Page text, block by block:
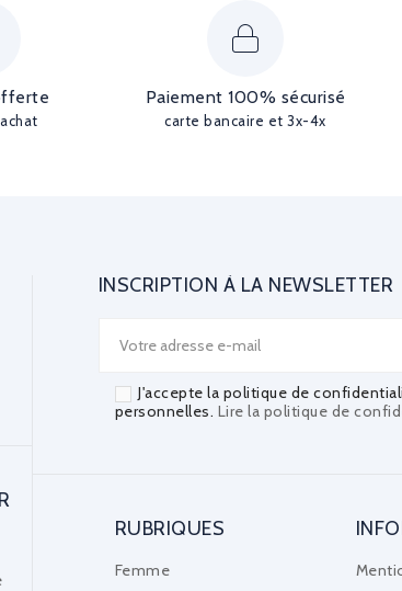
Paiement 100% sécurisé
carte bancaire et 3x-4x
INSCRIPTION À LA NEWSLETTER
J'accepte la politique de
personnelles. Lire la politique de
RUBRIQUES
Femme